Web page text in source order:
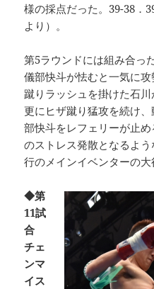
様の採点だった。39-38．
より）。
第5ラウンドには組み合っ
儀部快斗が怯むと一気に
蹴りラッシュを掛けた石川
更にヒザ蹴り猛攻を続け
部快斗をレフェリーが止
のストレス発散となるよ
行のメインイベンターの大
◆第
11試
合
チェ
ンマ
イス